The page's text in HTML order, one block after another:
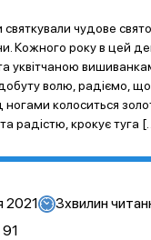
чудове
Кожного року в цей
уквітчаною
волю, радіємо,
ногами колоситься
радістю, крокує туга
2021 3хвилин
91